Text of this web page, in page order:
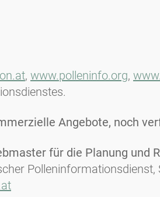
, www.polleninfo.org,
Angebote, noch
für die Planung und